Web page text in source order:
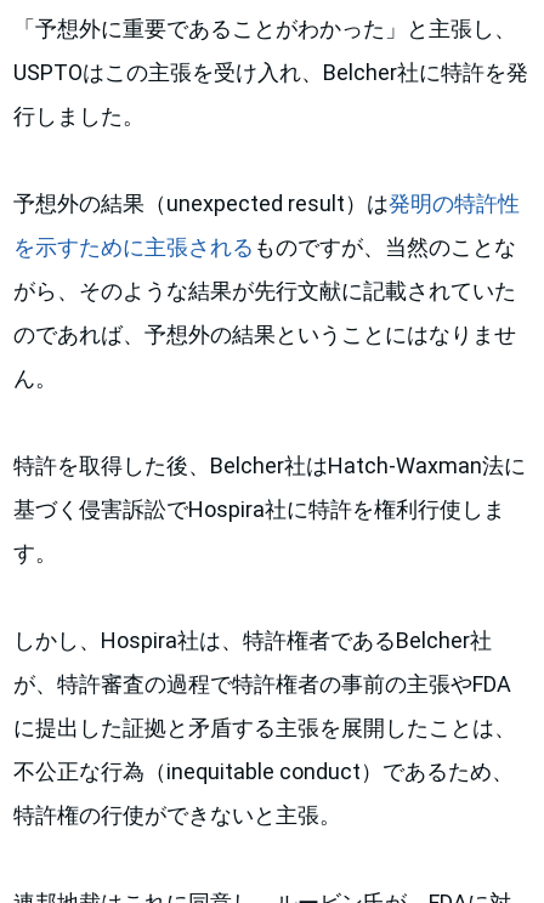
「予想外に重要であることがわかった」と主張し、
USPTOはこの主張を受け入れ、Belcher社に特許を発
行しました。
予想外の結果（unexpected result）は発明の特許性
を示すために主張される ものですが、当然のことな
がら、そのような結果が先行文献に記載されていた
のであれば、予想外の結果ということにはなりませ
ん。
特許を取得した後、Belcher社はHatch-Waxman法に
基づく侵害訴訟でHospira社に特許を権利行使しま
す。
しかし、Hospira社は、特許権者であるBelcher社
が、特許審査の過程で特許権者の事前の主張やFDA
に提出した証拠と矛盾する主張を展開したことは、
不公正な行為（inequitable conduct）であるため、
特許権の行使ができないと主張。